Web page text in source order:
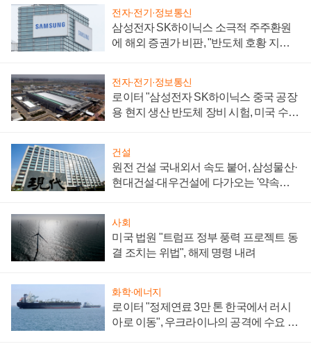
전자·전기·정보통신
삼성전자 SK하이닉스 소극적 주주환원
에 해외 증권가 비판, "반도체 호황 지속
전자·전기·정보통신
로이터 "삼성전자 SK하이닉스 중국 공장
용 현지 생산 반도체 장비 시험, 미국 수출
건설
원전 건설 국내외서 속도 붙어, 삼성물산·
현대건설·대우건설에 다가오는 '약속의
사회
미국 법원 "트럼프 정부 풍력 프로젝트 동
결 조치는 위법", 해제 명령 내려
화학·에너지
로이터 "정제연료 3만 톤 한국에서 러시
아로 이동", 우크라이나의 공격에 수요 늘